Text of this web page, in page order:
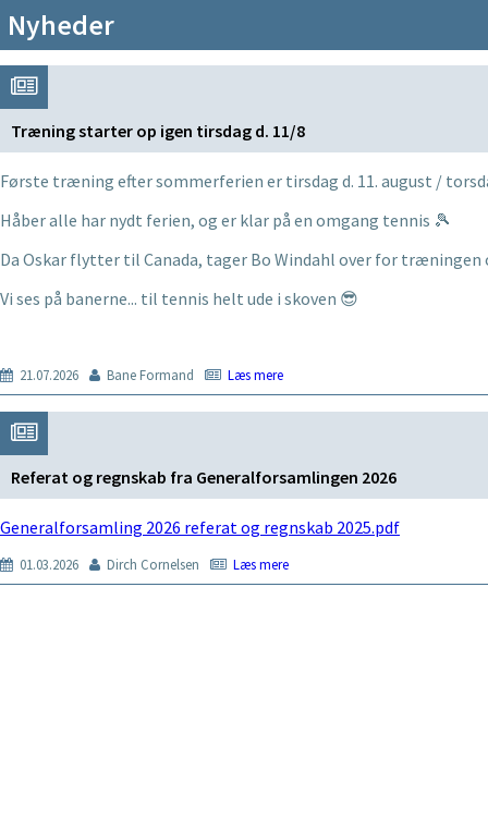
Nyheder
Træning starter op igen tirsdag d. 11/8
Første træning efter sommerferien er tirsdag d. 11. august /
Håber alle har nydt ferien, og er klar på en omgang tennis 🎾
Da Oskar flytter til Canada, tager Bo Windahl over for
Vi ses på banerne... til tennis helt ude i skoven 😎
21.07.2026 Bane Formand Læs mere
Referat og regnskab fra Generalforsamlingen 2026
Generalforsamling 2026 referat og regnskab 2025.pdf
01.03.2026 Dirch Cornelsen Læs mere